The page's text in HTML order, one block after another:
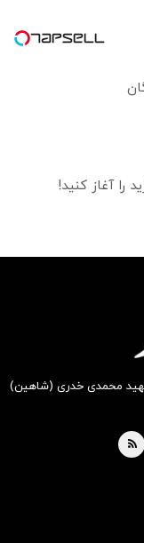
را آغاز کنید!
شهید محمدی خدری (شاهین)